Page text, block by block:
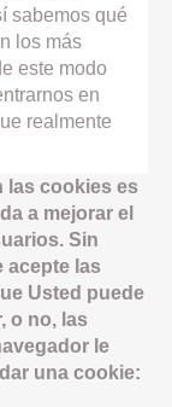
sabemos qué
los más
este modo
en
realmente
las cookies es
a mejorar el
Sin
acepte las
Usted puede
o no, las
le
una cookie: